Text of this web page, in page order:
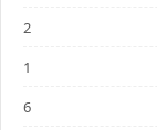
2
1
6